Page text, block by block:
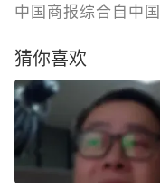
中国商报综合自中
猜你喜欢